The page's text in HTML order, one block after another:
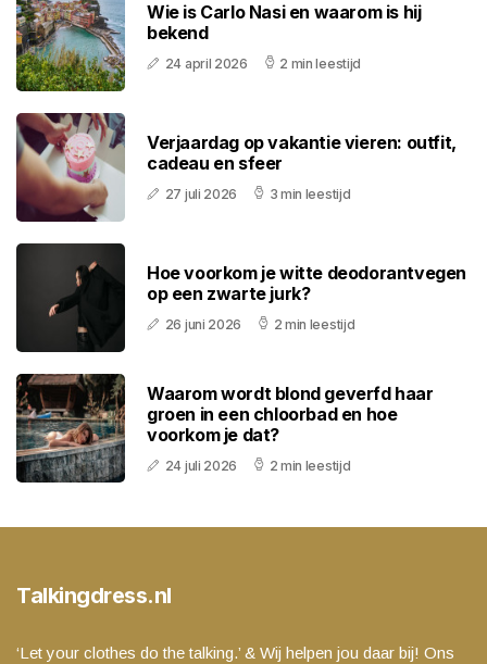
Wie is Carlo Nasi en waarom is hij
bekend
24 april 2026 2 min leestijd
Verjaardag op vakantie vieren: outfit,
cadeau en sfeer
27 juli 2026 3 min leestijd
Hoe voorkom je witte deodorantvegen
op een zwarte jurk?
26 juni 2026 2 min leestijd
Waarom wordt blond geverfd haar
groen in een chloorbad en hoe
voorkom je dat?
24 juli 2026 2 min leestijd
Talkingdress.nl
‘Let your clothes do the talking.’ & Wij helpen jou daar bij! Ons